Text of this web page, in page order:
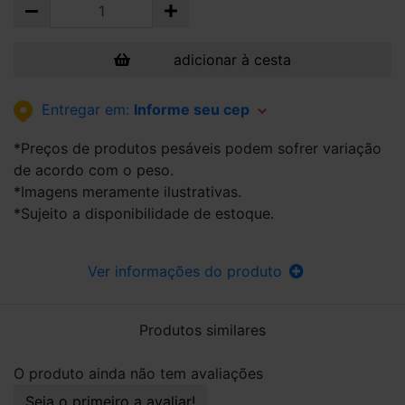
adicionar à cesta
Entregar em: Informe seu cep
*Preços de produtos pesáveis podem sofrer variação
de acordo com o peso.
*Imagens meramente ilustrativas.
*Sujeito a disponibilidade de estoque.
Ver informações do produto
Produtos similares
O produto ainda não tem avaliações
Seja o primeiro a avaliar!